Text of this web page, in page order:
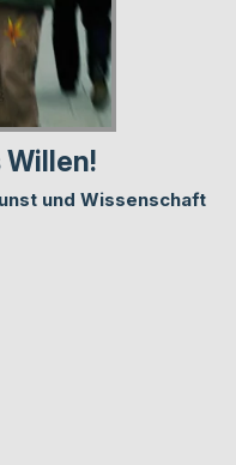
Willen!
und Wissenschaft